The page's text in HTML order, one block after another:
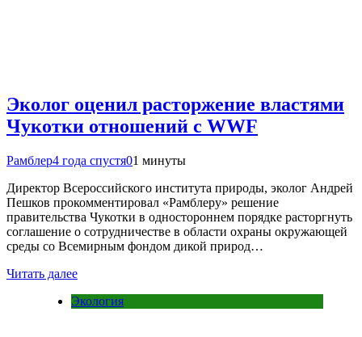
Эколог оценил расторжение властями
Чукотки отношений с WWF
Рамблер4 года спустя01 минуты
Директор Всероссийского института природы, эколог Андрей
Пешков прокомментировал «Рамблеру» решение
правительства Чукотки в одностороннем порядке расторгнуть
соглашение о сотрудничестве в области охраны окружающей
среды со Всемирным фондом дикой природ…
Читать далее
Экология